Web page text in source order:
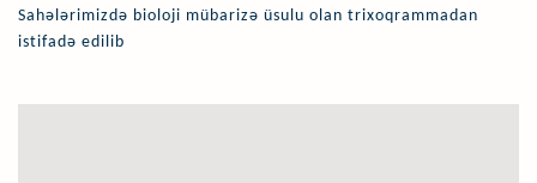
Sahələrimizdə bioloji mübarizə üsulu olan trixoqrammadan
istifadə edilib